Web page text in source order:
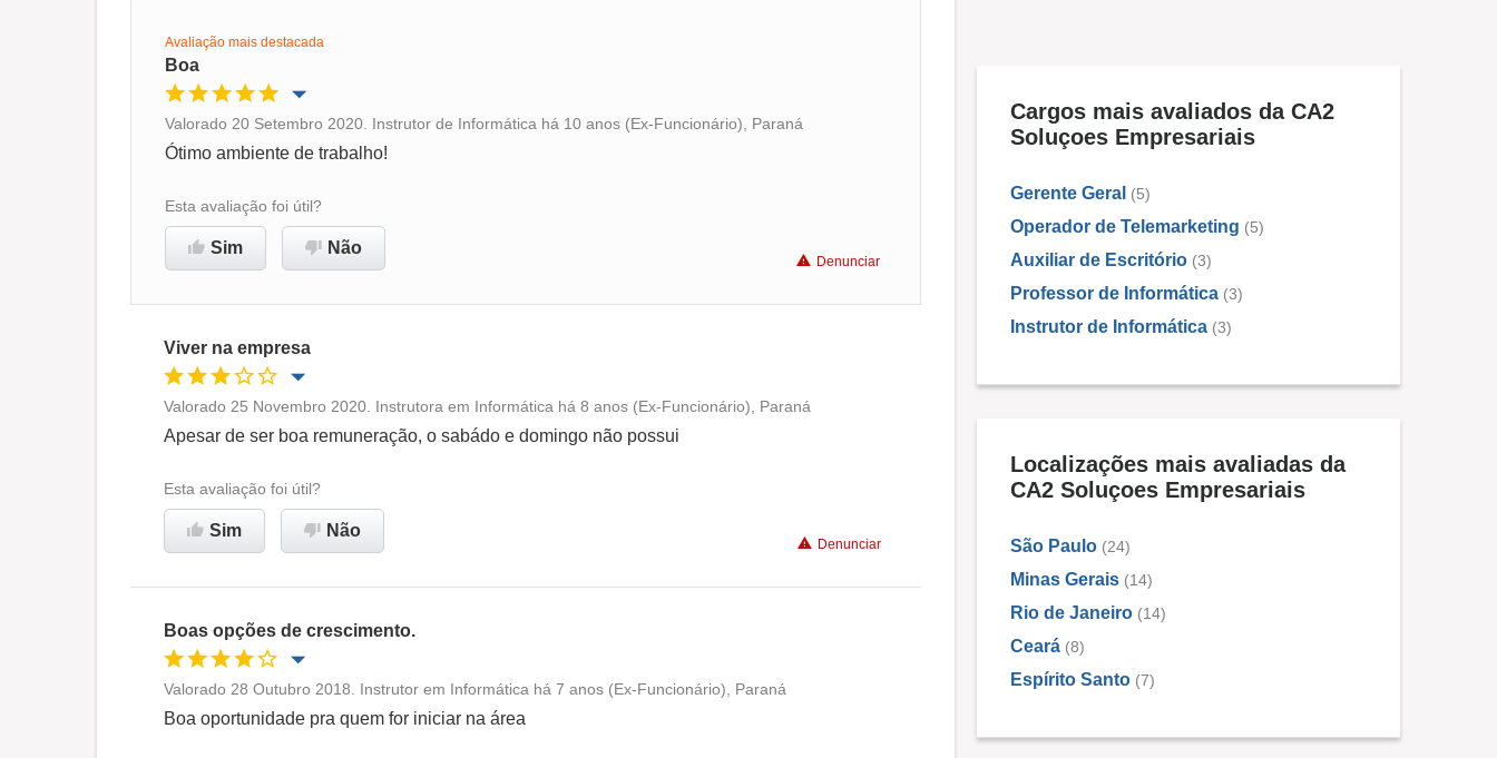
Avaliação mais destacada
Boa
Oportunidade de promoção
Ambiente de trabalho
Recomenda esta empresa
Valorado 20 Setembro 2020. Instrutor de Informática há 10 anos (Ex-Funcionário), Paraná
Ótimo ambiente de trabalho!
Esta avaliação foi útil?
Sim Não
Denunciar
Viver na empresa
Oportunidade de promoção
Ambiente de trabalho
Conciliação com a vida familiar
Não recomenda esta
Valorado 25 Novembro 2020. Instrutora em Informática há 8 anos (Ex-Funcionário), Paraná
Apesar de ser boa remuneração, o sabádo e domingo não possui
Esta avaliação foi útil?
Sim Não
Denunciar
Boas opções de crescimento.
Oportunidade de promoção Conciliação com a vida familiar
Valorado 28 Outubro 2018. Instrutor em Informática há 7 anos (Ex-Funcionário), Paraná
Boa oportunidade pra quem for iniciar na área
Cargos mais avaliados da CA2
Soluçoes Empresariais
Gerente Geral (5)
Operador de Telemarketing (5)
Auxiliar de Escritório (3)
Professor de Informática (3)
Instrutor de Informática (3)
Localizações mais avaliadas da
CA2 Soluçoes Empresariais
São Paulo (24)
Minas Gerais (14)
Rio de Janeiro (14)
Ceará (8)
Espírito Santo (7)